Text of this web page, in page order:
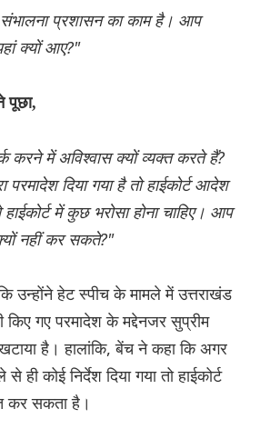
प्रशासन का काम है। आप
क्यों आए?"
पूछा,
करने में अविश्वास क्यों व्यक्त करते हैं?
परमादेश दिया गया है तो हाईकोर्ट आदेश
में कुछ भरोसा होना चाहिए। आप
नहीं कर सकते?"
उन्होंने हेट स्पीच के मामले में उत्तराखंड
किए गए परमादेश के मद्देनजर सुप्रीम
है। हालांकि, बेंच ने कहा कि अगर
से ही कोई निर्देश दिया गया तो हाईकोर्ट
कर सकता है।